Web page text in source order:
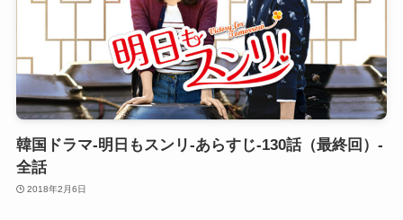
韓国ドラマ-明日もスンリ-あらすじ-130話（最終回）-
全話
2018年2月6日